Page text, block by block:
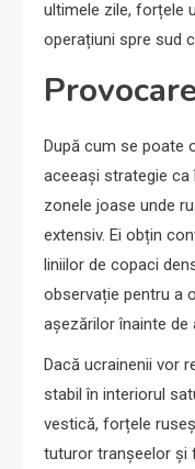
ultimele zile, forțele
operațiuni spre sud
După cum se poate
aceeași strategie ca
zonele joase unde
extensiv. Ei obțin
liniilor de copaci
observație pentru a
așezărilor înainte de
Dacă ucrainenii vor
stabil în interiorul
vestică, forțele
tuturor tranșeelor și